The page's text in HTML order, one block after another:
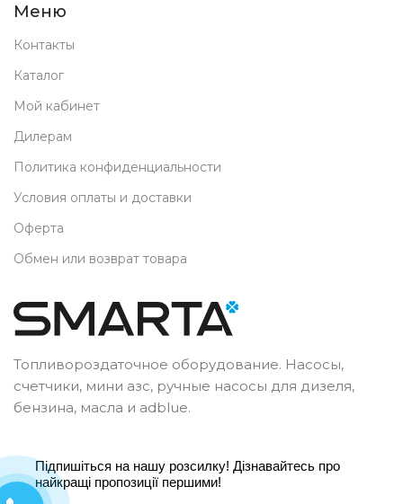
Меню
Контакты
Каталог
Мой кабинет
Дилерам
Политика конфиденциальности
Условия оплаты и доставки
Оферта
Обмен или возврат товара
Топливороздаточное оборудование. Насосы,
счетчики, мини азс, ручные насосы для дизеля,
бензина, масла и adblue.
Підпишіться на нашу розсилку! Дізнавайтесь про
найкращі пропозиції першими!